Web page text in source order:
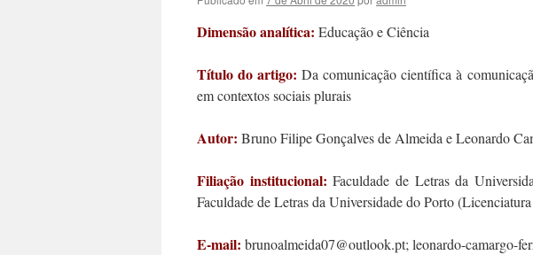
Dimensão analítica: Educação e Ciência
Título do artigo:Da comunicação científica à
em contextos sociais plurais
Autor: Bruno Filipe Gonçalves de Almeida e Leonardo
Filiação institucional: Faculdade de Letras da
Faculdade de Letras da Universidade do Porto
E-mail: brunoalmeida07@outlook.pt; leonardo-camargo-